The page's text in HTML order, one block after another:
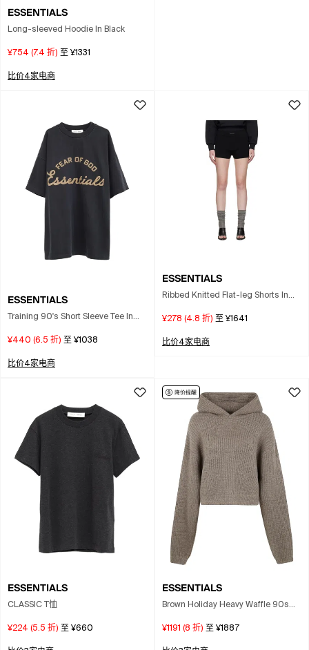
ESSENTIALS
Long-sleeved Hoodie In Black
¥754 (7.4 折) 至 ¥1331
比价4家电商
ESSENTIALS
Training 90's Short Sleeve Tee In
¥440 (6.5 折) 至 ¥1038
比价4家电商
ESSENTIALS
Ribbed Knitted Flat-leg Shorts In
¥278 (4.8 折) 至 ¥1641
比价4家电商
ESSENTIALS
CLASSIC T恤
¥224 (5.5 折) 至 ¥660
ESSENTIALS
Brown Holiday Heavy Waffle 90s
¥1191 (8 折) 至 ¥1887